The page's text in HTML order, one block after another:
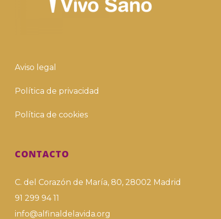
Aviso legal
Política de privacidad
Política de cookies
CONTACTO
C. del Corazón de María, 80, 28002 Madrid
91 299 94 11
info@alfinaldelavida.org